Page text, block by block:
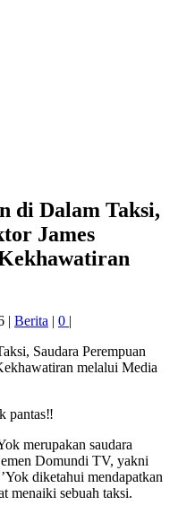
di Dalam Taksi,
James
| Berita | 0 |
pantas‼️
merupakan saudara
Domundi TV, yakni
diketahui mendapatkan
menaiki sebuah taksi.